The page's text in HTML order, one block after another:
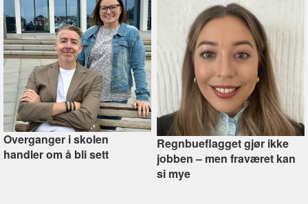
Overganger i skolen
handler om å bli sett
Regnbueflagget gjør ikke
jobben –⁠ men fraværet kan
si mye